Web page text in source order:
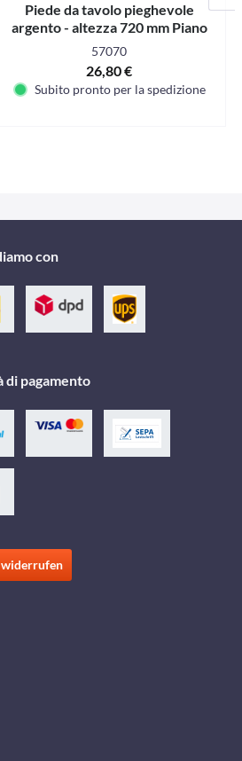
Piede da tavolo pieghevole
argento - altezza 720 mm Piano
cerniera
57070
26,80 €
Subito pronto per la spedizione
con
di pagamento